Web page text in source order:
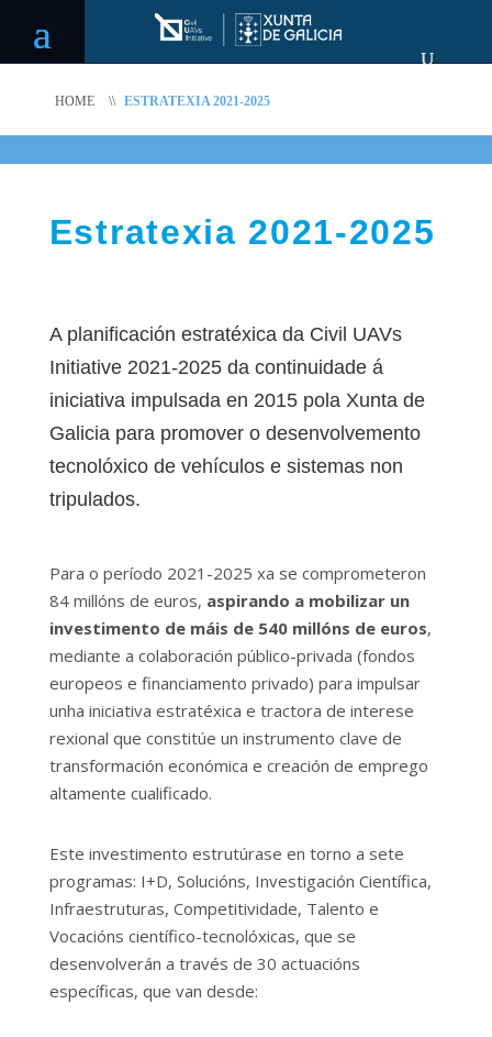
HOME \\ ESTRATEXIA 2021-2025
Estratexia 2021-2025
A planificación estratéxica da Civil UAVs
Initiative 2021-2025 da continuidade á
iniciativa impulsada en 2015 pola Xunta de
Galicia para promover o desenvolvemento
tecnolóxico de vehículos e sistemas non
tripulados.
Para o período 2021-2025 xa se comprometeron
84 millóns de euros, aspirando a mobilizar un
investimento de máis de 540 millóns de euros,
mediante a colaboración público-privada (fondos
europeos e financiamento privado) para impulsar
unha iniciativa estratéxica e tractora de interese
rexional que constitúe un instrumento clave de
transformación económica e creación de emprego
altamente cualificado.
Este investimento estrutúrase en torno a sete
programas: I+D, Solucións, Investigación Científica,
Infraestruturas, Competitividade, Talento e
Vocacións científico-tecnolóxicas, que se
desenvolverán a través de 30 actuacións
específicas, que van desde: